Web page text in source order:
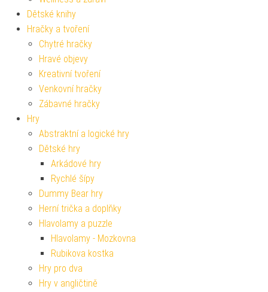
Dětské knihy
Hračky a tvoření
Chytré hračky
Hravé objevy
Kreativní tvoření
Venkovní hračky
Zábavné hračky
Hry
Abstraktní a logické hry
Dětské hry
Arkádové hry
Rychlé šípy
Dummy Bear hry
Herní trička a doplňky
Hlavolamy a puzzle
Hlavolamy - Mozkovna
Rubikova kostka
Hry pro dva
Hry v angličtině